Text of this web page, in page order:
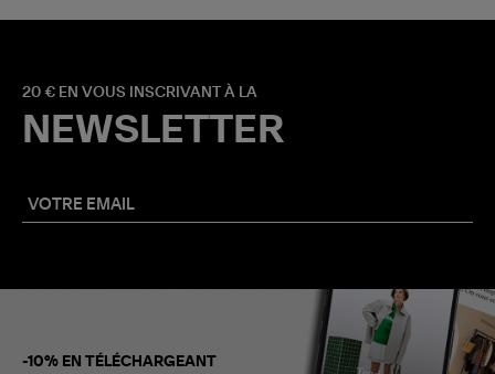
20 € EN VOUS INSCRIVANT À LA
NEWSLETTER
-10% EN TÉLÉCHARGEANT